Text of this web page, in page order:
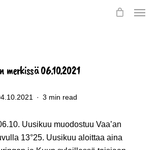
Menu
merkissä 06.10.2021
3 min read
Uusikuu muodostuu Vaa’an
13°25. Uusikuu aloittaa aina